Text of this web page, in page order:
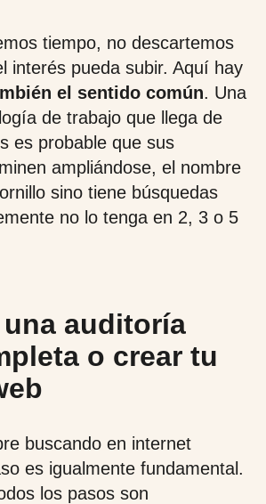
tiempo, no descartemos
interés pueda subir. Aquí hay
el sentido común. Una
de trabajo que llega de
es probable que sus
ampliándose, el nombre
sino tiene búsquedas
no lo tenga en 2, 3 o 5
una auditoría
o crear tu
es igualmente fundamental.
los pasos son